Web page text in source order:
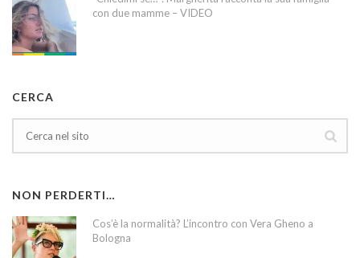
con due mamme – VIDEO
CERCA
NON PERDERTI…
Cos’è la normalità? L’incontro con Vera Gheno a
Bologna